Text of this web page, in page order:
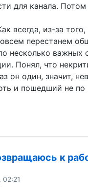
для канала.
всегда, из-за
перестанем
несколько
Понял, что
он один, значит,
и пошедший не по
к
02:21